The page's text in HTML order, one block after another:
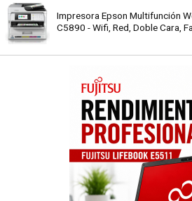
Impresora Epson Multifunción
C5890 - Wifi, Red, Doble Cara,